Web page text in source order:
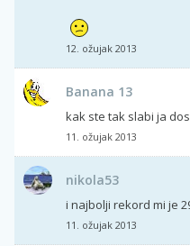
12. ožujak 2013
Banana 13
kak ste tak slabi ja
11. ožujak 2013
nikola53
i najbolji rekord mi je
11. ožujak 2013